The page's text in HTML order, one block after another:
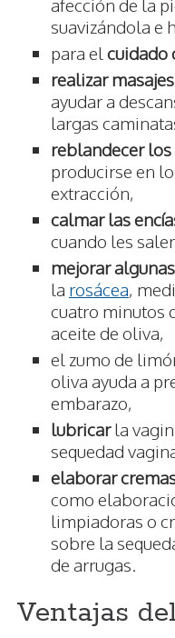
afección de la
suavizándola e
para el cuidado
realizar
ayudar a
largas
reblandecer los
producirse en
extracción,
calmar las
cuando les
mejorar
la rosácea,
cuatro minutos
aceite de oliva,
el zumo de
oliva ayuda a
embarazo,
lubricarla
sequedad
elaborar
como
limpiadoras o
sobre la
de arrugas.
Ventajas